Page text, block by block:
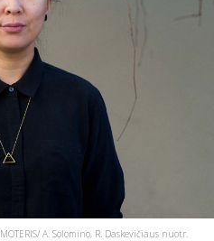
MOTERIS/ A. Solomino, R. Daskevičiaus nuotr.